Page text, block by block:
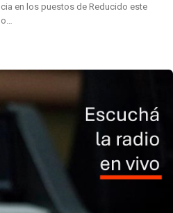
en los puestos de Reducido este